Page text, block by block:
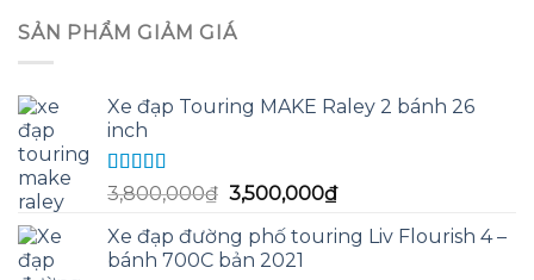
là:
220,000₫.
SẢN PHẨM GIẢM GIÁ
Xe đạp Touring MAKE Raley 2 bánh 26
inch
Được xếp
hạng
5.00
sao
3,800,000₫ Giá
là:
3,800,000₫.
3,500,000₫Giá
tại
Xe đạp đường phố touring Liv Flourish 4 –
bánh 700C bản 2021